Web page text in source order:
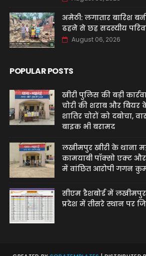
अमेठी: लगातार बारिश
ढहने से छह सदस्यीय
August 06, 2026
POPULAR POSTS
खीरी पुलिस की बड़ी
चोरी की शराब और
शातिर चोरों को दबोचा,
बाइक भी बरामद
लखीमपुर खीरी के थाना
कामयाबी पॉक्सो एक्ट
में वांछित आरोपी गगन
सीएम डैशबोर्ड में
प्रदेश में तीसरे स्थान पर